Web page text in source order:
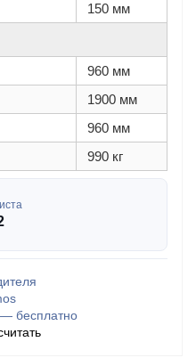
150 мм
960 мм
1900 мм
960 мм
990 кг
— бесплатно